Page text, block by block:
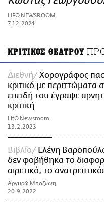
ΑΜΠΑ
PRINT
LIFO NEWSROOM
7.12.2024
ΚΡΙΤΙΚΟΣ ΘΕΑΤΡΟΥ
Διεθνή
Χορογράφος
κριτικό με περιττώματα
επειδή του έγραψε
κριτική
LifO Newsroom
13.2.2023
Βιβλίο
Ελένη
δεν φοβήθηκα το
αιρετικό, το
Αργυρώ Μποζώνη
20.9.2022